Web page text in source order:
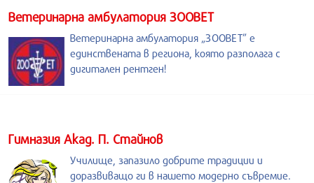
Ветеринарна амбулатория ЗООВЕТ
Ветеринарна амбулатория „ЗООВЕТ” е
единствената в региона, която разполага с
дигитален рентген!
Гимназия Акад. П. Стайнов
Училище, запазило добрите традиции и
доразвиващо ги в нашето модерно съвремие.